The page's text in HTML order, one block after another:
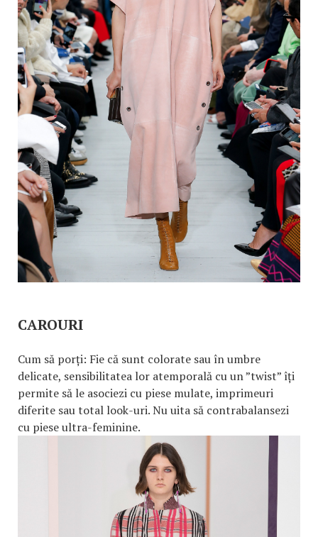
CAROURI
Cum să porți: Fie că sunt colorate sau în umbre
delicate, sensibilitatea lor atemporală cu un ”twist” îți
permite să le asociezi cu piese mulate, imprimeuri
diferite sau total look-uri. Nu uita să contrabalansezi
cu piese ultra-feminine.